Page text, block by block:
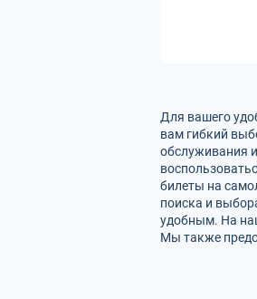
Для вашего
вам гибкий
обслуживания
билеты на
поиска и
удобным. На
Мы также